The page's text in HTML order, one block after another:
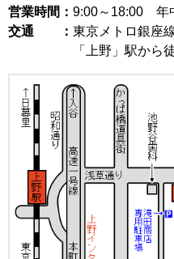
営業時間： 9:00～18:00 年
交通 ： 東京メトロ銀座
「上野」駅か